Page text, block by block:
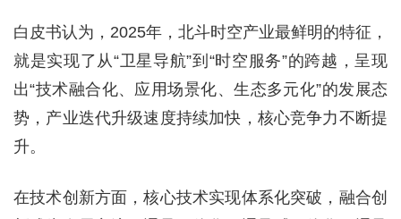
白皮书认为，2025年，北斗时空产业最鲜明的特征，
就是实现了从“卫星导航”到“时空服务”的跨越，呈现
出“技术融合化、应用场景化、生态多元化”的发展态
势，产业迭代升级速度持续加快，核心竞争力不断提
升。
在技术创新方面，核心技术实现体系化突破，融合创